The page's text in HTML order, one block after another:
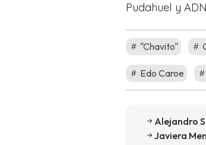
Pudahuel y
"Chavito"
Edo Caroe
Alejandro
Javiera